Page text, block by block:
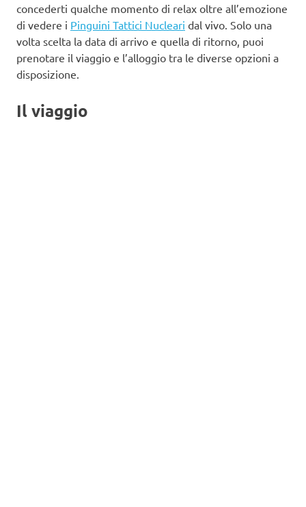
concederti qualche momento di relax oltre all’emozione
di vedere i Pinguini Tattici Nucleari dal vivo. Solo una
volta scelta la data di arrivo e quella di ritorno, puoi
prenotare il viaggio e l’alloggio tra le diverse opzioni a
disposizione.
Il viaggio